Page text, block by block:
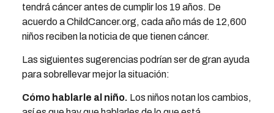
tendrá cáncer antes de cumplir los 19 años. De
acuerdo a ChildCancer.org, cada año más de 12,600
niños reciben la noticia de que tienen cáncer.
Las siguientes sugerencias podrían ser de gran ayuda
para sobrellevar mejor la situación:
Cómo hablarle al niño. Los niños notan los cambios,